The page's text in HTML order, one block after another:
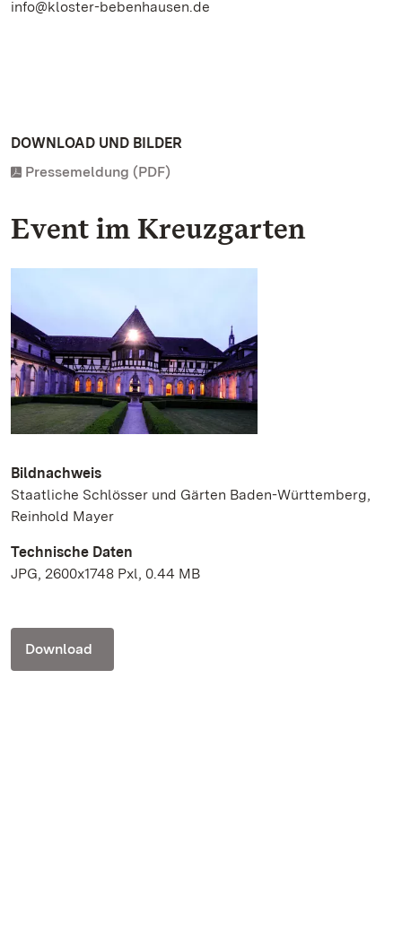
info@kloster-bebenhausen.de
DOWNLOAD UND BILDER
Pressemeldung (PDF)
Event im Kreuzgarten
Bildnachweis
Staatliche Schlösser und Gärten Baden-Württemberg,
Reinhold Mayer
Technische Daten
JPG, 2600x1748 Pxl, 0.44 MB
Download